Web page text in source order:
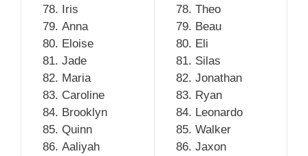
Iris
Anna
Eloise
Jade
Maria
Caroline
Brooklyn
Quinn
Aaliyah
Theo
Beau
Eli
Silas
Jonathan
Ryan
Leonardo
Walker
Jaxon